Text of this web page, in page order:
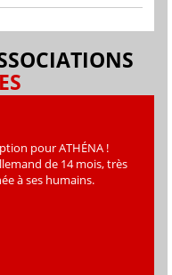
pour ATHÉNA !
de 14 mois, très
à ses humains.